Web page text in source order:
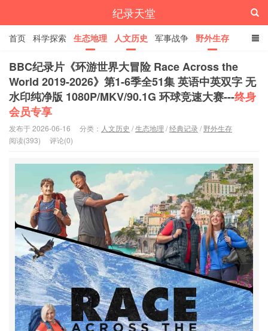
纪录天堂
首页 科学探索 生态地理 人文历史 军事战争 野外生存
经典纪录 4K纪录片 精品资源
BBC纪录片《环游世界大冒险 Race Across the
World 2019-2026》第1-6季全51集 英语中英双字 无
水印纯净版 1080P/MKV/90.1G 环球竞速大赛---终身
会员专享
发布于 2026-06-16 分类： 人文历史 /生态地理 /经典记录/ 野外生存
阅读(393)
评论(0)